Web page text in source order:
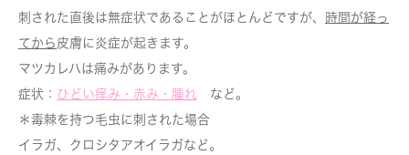
刺された直後は無症状であることがほとんどですが、
時間が経っ
てから 皮膚に炎症が起きます。
マツカレハは痛みがあります。
症状： ひどい痒み・赤み・腫れ
など。
＊毒棘を持つ毛虫に刺された場合
イラガ、クロシタアオイラガなど。